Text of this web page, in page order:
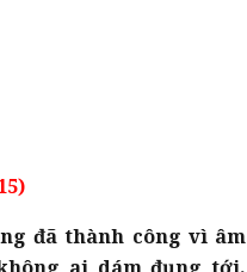
đã thành công vì âm